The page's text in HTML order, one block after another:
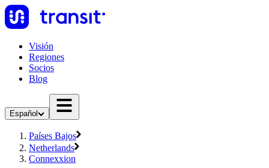
Visión
Regiones
Socios
Blog
Español
Países Bajos
Netherlands
Connexxion